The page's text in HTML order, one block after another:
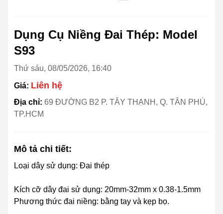
Dụng Cụ Niềng Đai Thép: Model
S93
Thứ sáu, 08/05/2026, 16:40
Giá: Liên hệ
Địa chỉ: 69 ĐƯỜNG B2 P. TÂY THẠNH, Q. TÂN PHÚ,
TP.HCM
Mô tả chi tiết:
Loại dây sử dụng: Đai thép
Kích cỡ dây đai sử dụng: 20mm-32mm x 0.38-1.5mm
Phương thức đai niềng: bằng tay và kẹp bọ.